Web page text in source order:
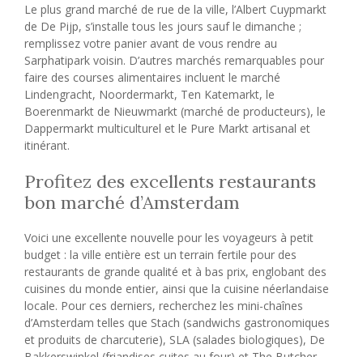
Le plus grand marché de rue de la ville, l’Albert Cuypmarkt
de De Pijp, s’installe tous les jours sauf le dimanche ;
remplissez votre panier avant de vous rendre au
Sarphatipark voisin. D’autres marchés remarquables pour
faire des courses alimentaires incluent le marché
Lindengracht, Noordermarkt, Ten Katemarkt, le
Boerenmarkt de Nieuwmarkt (marché de producteurs), le
Dappermarkt multiculturel et le Pure Markt artisanal et
itinérant.
Profitez des excellents restaurants
bon marché d’Amsterdam
Voici une excellente nouvelle pour les voyageurs à petit
budget : la ville entière est un terrain fertile pour des
restaurants de grande qualité et à bas prix, englobant des
cuisines du monde entier, ainsi que la cuisine néerlandaise
locale. Pour ces derniers, recherchez les mini-chaînes
d’Amsterdam telles que Stach (sandwichs gastronomiques
et produits de charcuterie), SLA (salades biologiques), De